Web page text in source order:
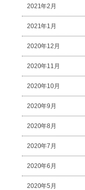
2021年2月
2021年1月
2020年12月
2020年11月
2020年10月
2020年9月
2020年8月
2020年7月
2020年6月
2020年5月